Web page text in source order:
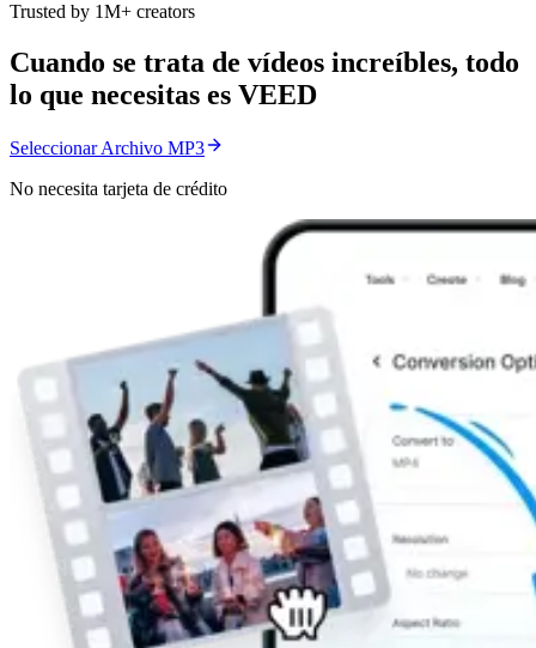
Trusted by 1M+ creators
Cuando se trata de vídeos increíbles, todo
lo que necesitas es VEED
Seleccionar Archivo MP3
No necesita tarjeta de crédito